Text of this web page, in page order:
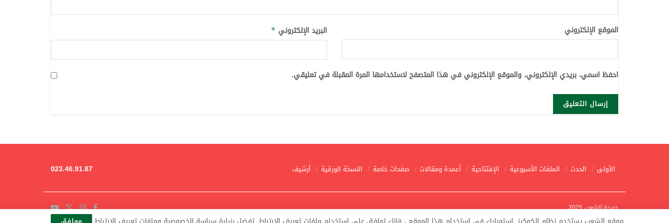
البريد الإلكتروني * الموقع الإلكتروني
احفظ اسمي، بريدي الإلكتروني، والموقع الإلكتروني في هذا المتصفح لاستخدامها المرة المقبلة في تعليقي.
الأولى الحدث الملفات الأسبوعية الإفتتاحية أعمدة ومقالات صفحات خاصة النسخة الورقية أرشيف 023.46.91.87
جريدة الشعب 2025